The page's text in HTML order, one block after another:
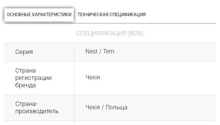
ОСНОВНЫЕ ХАРАКТЕРИСТИКИ ТЕХНИЧЕСКАЯ СПЕЦИФИКАЦИЯ
СПЕЦИФИКАЦИЯ (B2B)
Серия Nest / Tern
Страна
регистрации
бренда
Чехія
Страна-
производитель
Чехія / Польща